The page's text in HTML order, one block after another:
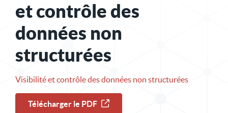
et contrôle des
données non
structurées
Visibilité et contrôle des données non structurées
Télécharger le PDF